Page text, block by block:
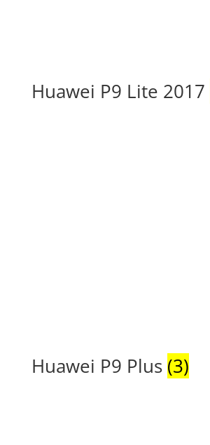
Huawei P9 Lite 2017
Huawei P9 Plus (3)